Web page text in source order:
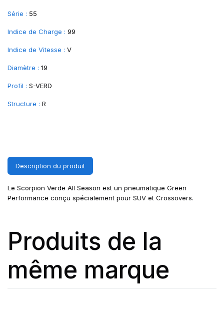
Série : 55
Indice de Charge : 99
Indice de Vitesse : V
Diamètre : 19
Profil : S-VERD
Structure : R
Description du produit
Le Scorpion Verde All Season est un pneumatique Green
Performance conçu spécialement pour SUV et Crossovers.
Produits de la
même marque